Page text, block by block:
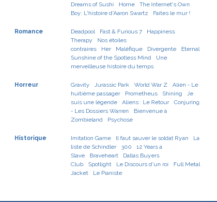
Dreams of Sushi
Home
The Internet's Own
Boy: L'histoire d'Aaron Swartz
Faites le mur !
Romance Deadpool Fast & Furious 7
Happiness
Therapy
Nos étoiles
contraires
Her Maléfique Divergente
Eternal
Sunshine of the Spotless Mind
Une
merveilleuse histoire du temps
Horreur Gravity Jurassic Park World War Z
Alien - Le
huitième passager
Prometheus Shining
Je
suis une légende
Aliens : Le Retour
Conjuring
- Les Dossiers Warren
Bienvenue à
Zombieland
Psychose
Historique Imitation Game Il faut sauver le soldat Ryan
La
liste de Schindler
300
12 Years a
Slave
Braveheart
Dallas Buyers
Club
Spotlight Le Discours d'un roi
Full Metal
Jacket
Le Pianiste